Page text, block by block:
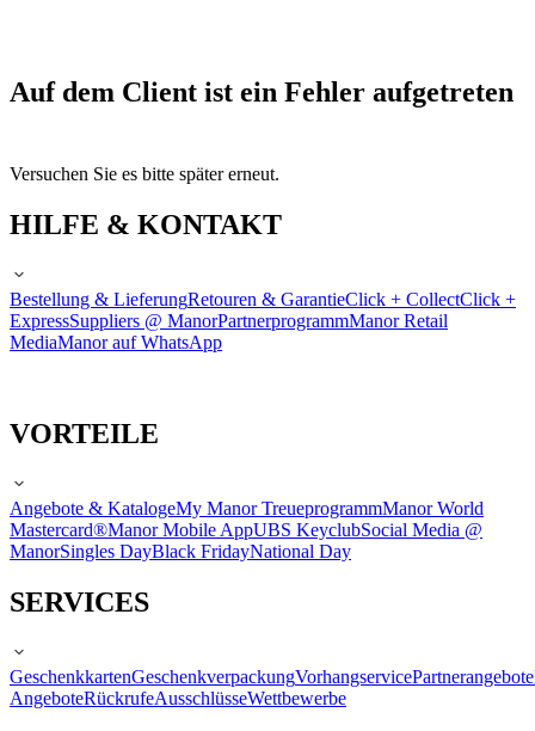
Auf dem Client ist ein Fehler aufgetreten
Versuchen Sie es bitte später erneut.
HILFE & KONTAKT
Bestellung & LieferungRetouren & GarantieClick + CollectClick +
ExpressSuppliers @ ManorPartnerprogrammManor Retail
MediaManor auf WhatsApp
VORTEILE
Angebote & KatalogeMy Manor TreueprogrammManor World
Mastercard®Manor Mobile AppUBS KeyclubSocial Media @
ManorSingles DayBlack FridayNational Day
SERVICES
GeschenkkartenGeschenkverpackungVorhangservicePartnerangebote
AngeboteRückrufeAusschlüsseWettbewerbe